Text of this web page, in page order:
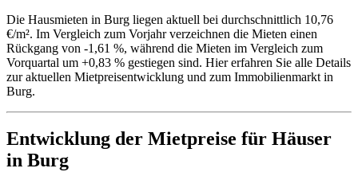
Die Hausmieten in Burg liegen aktuell bei durchschnittlich 10,76
€/m². Im Vergleich zum Vorjahr verzeichnen die Mieten einen
Rückgang von -1,61 %, während die Mieten im Vergleich zum
Vorquartal um +0,83 % gestiegen sind. Hier erfahren Sie alle Details
zur aktuellen Mietpreisentwicklung und zum Immobilienmarkt in
Burg.
Entwicklung der Mietpreise für Häuser
in Burg